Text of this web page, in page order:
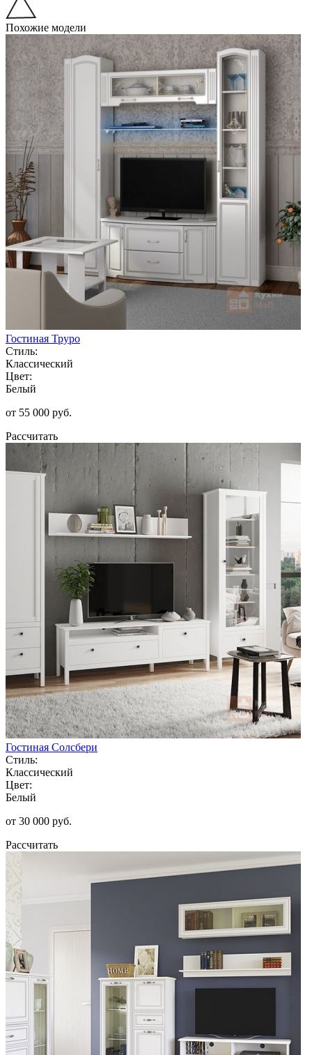
Похожие модели
Гостиная Труро
Стиль:
Классический
Цвет:
Белый
от 55 000 руб.
Рассчитать
Гостиная Солсбери
Стиль:
Классический
Цвет:
Белый
от 30 000 руб.
Рассчитать